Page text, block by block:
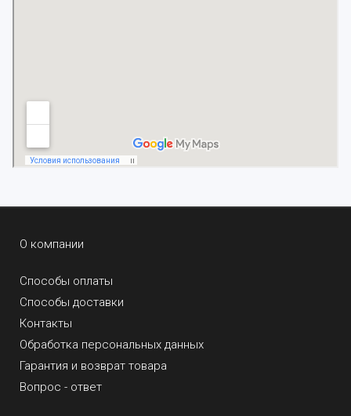
О компании
Способы оплаты
Способы доставки
Контакты
Обработка персональных данных
Гарантия и возврат товара
Вопрос - ответ